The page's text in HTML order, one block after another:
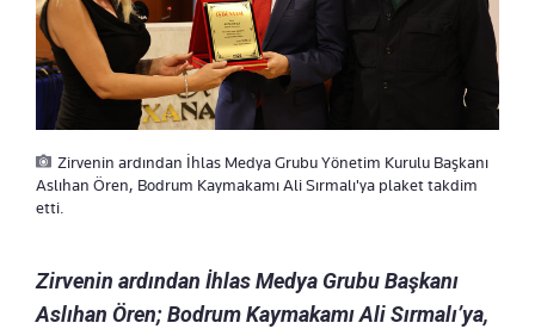
Zirvenin ardından İhlas Medya Grubu Yönetim Kurulu Başkanı
Aslıhan Ören, Bodrum Kaymakamı Ali Sırmalı'ya plaket takdim
etti.
Zirvenin ardından İhlas Medya Grubu Başkanı
Aslıhan Ören; Bodrum Kaymakamı Ali Sırmalı’ya,